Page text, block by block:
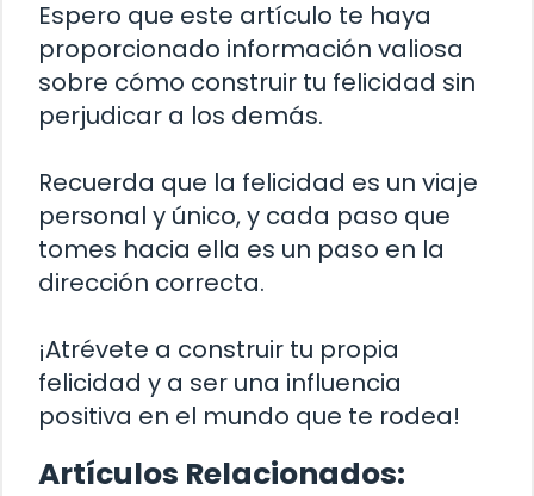
Espero que este artículo te haya
proporcionado información valiosa
sobre cómo construir tu felicidad sin
perjudicar a los demás.
Recuerda que la felicidad es un viaje
personal y único, y cada paso que
tomes hacia ella es un paso en la
dirección correcta.
¡Atrévete a construir tu propia
felicidad y a ser una influencia
positiva en el mundo que te rodea!
Artículos Relacionados: